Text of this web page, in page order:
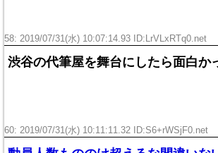
58: 2019/07/31(水) 10:07:14.93 ID: LrVLxRTq0.net
渋谷の代筆屋を舞台にしたら面白か
60: 2019/07/31(水) 10:11:11.32 ID:S6+rWSjF0.net